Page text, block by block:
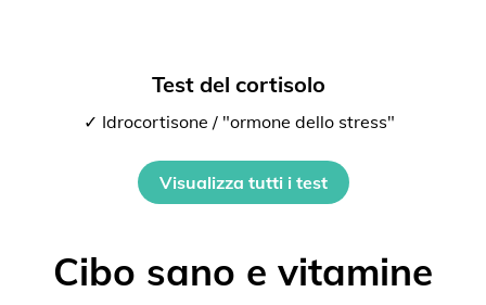
Test del cortisolo
✓ Idrocortisone / "ormone dello stress"
Visualizza tutti i test
Cibo sano e vitamine